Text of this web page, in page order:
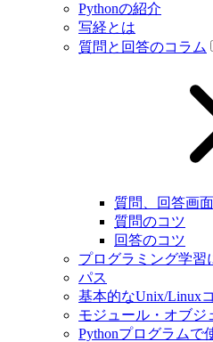
Pythonの紹介
写経とは
質問と回答のコラム
質問、回答画
質問のコツ
回答のコツ
プログラミング学習
パス
基本的なUnix/Linux
モジュール・オブジ
Pythonプログラムで